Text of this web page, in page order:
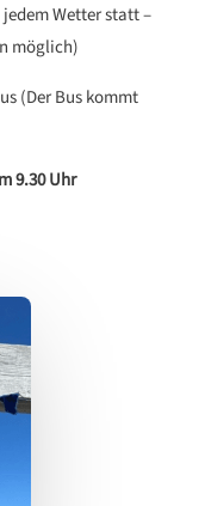
Wetter statt –
möglich)
(Der Bus kommt
9.30 Uhr